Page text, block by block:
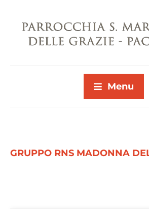
Menu
GRUPPO RNS MADONNA